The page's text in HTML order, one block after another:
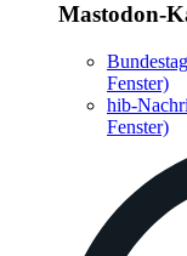
Mastodon-
Bundestag
Fenster)
hib-
Fenster)